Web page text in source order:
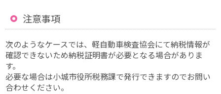
注意事項
次のようなケースでは、軽自動車検査協会にて納税情報が
確認できないため納税証明書が必要となる場合がありま
す。
必要な場合は小城市役所税務課で発行できますのでお問い
合わせください。